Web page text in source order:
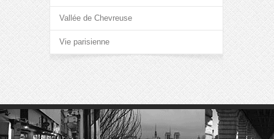
Vallée de Chevreuse
Vie parisienne